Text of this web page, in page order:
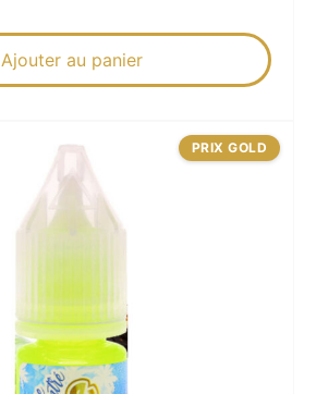
Ajouter au panier
PRIX GOLD